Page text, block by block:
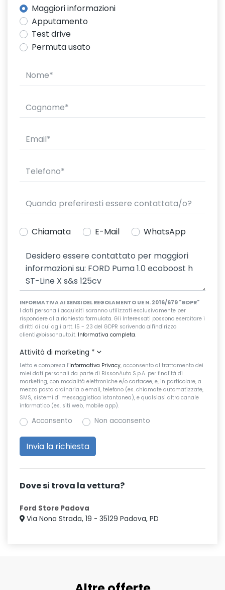
Maggiori informazioni
Apputamento
Test drive
Permuta usato
Chiamata E-Mail WhatsApp
INFORMATIVA AI SENSI DEL REGOLAMENTO UE N. 2016/679 "GDPR"
I dati personali acquisiti saranno utilizzati esclusivamente per
rispondere alla richiesta formulata. Gli Interessati possono esercitare i
diritti di cui agli artt. 15 - 23 del GDPR scrivendo all'indirizzo
clienti@bissonauto.it. Informativa completa.
Attività di marketing *
Letta e compresa l’Informativa Privacy, acconsento al trattamento dei
miei dati personali da parte di BissonAuto S.p.A. per finalità di
marketing, con modalità elettroniche e/o cartacee, e, in particolare, a
mezzo posta ordinaria o email, telefono (es. chiamate automatizzate,
SMS, sistemi di messaggistica istantanea), e qualsiasi altro canale
informatico (es. siti web, mobile app).
Acconsento Non acconsento
Dove si trova la vettura?
Ford Store Padova
Via Nona Strada, 19 - 35129 Padova, PD